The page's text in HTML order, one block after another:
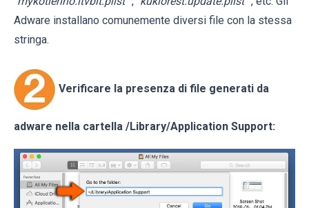
Adware installano comunemente diversi file con la stessa
stringa.
Verificare la presenza di file generati da
adware nella cartella /Library/Application Support: